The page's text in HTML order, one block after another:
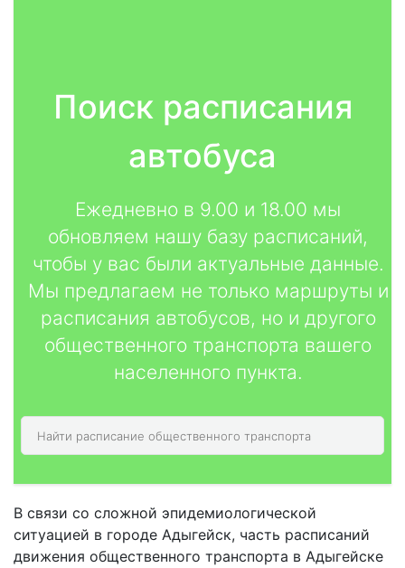
Поиск расписания
автобуса
Ежедневно в 9.00 и 18.00 мы
обновляем нашу базу расписаний,
чтобы у вас были актуальные данные.
Мы предлагаем не только маршруты и
расписания автобусов, но и другого
общественного транспорта вашего
населенного пункта.
В связи со сложной эпидемиологической
ситуацией в городе Адыгейск, часть расписаний
движения общественного транспорта в Адыгейске